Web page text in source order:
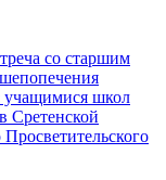
со старшим
учащимися школ
Сретенской